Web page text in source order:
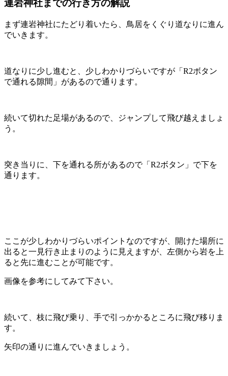
連岩神社までの行き方の解説
まず連岩神社にたどり着いたら、鳥居をくぐり道なりに進ん
でいきます。
道なりに少し進むと、少しわかりづらいですが「R2ボタン
で通れる隙間」があるので通ります。
続いて切れた足場があるので、ジャンプして飛び越えましょ
う。
突き当りに、下を通れる所があるので「R2ボタン」で下を
通ります。
ここが少しわかりづらいポイントなのですが、開けた場所に
出ると一見行き止まりのように見えますが、左側から岩を上
ると先に進むことが可能です。
画像を参考にしてみて下さい。
続いて、枝に飛び乗り、手で引っかかるところに飛び移りま
す。
矢印の通りに進んでいきましょう。